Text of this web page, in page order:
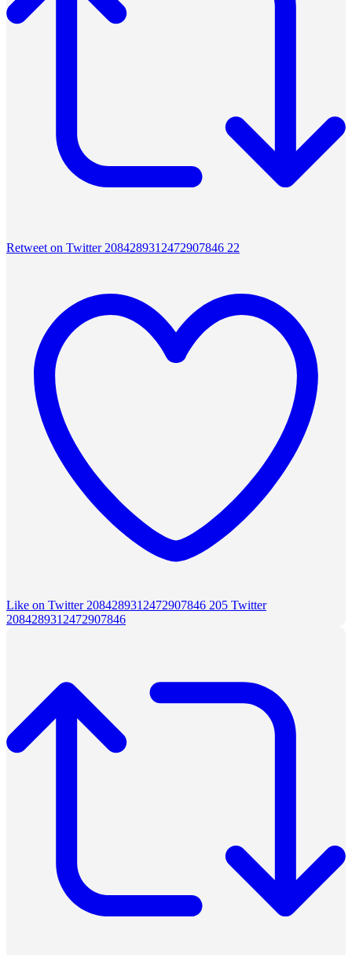
Retweet on Twitter 2084289312472907846 22
Like on Twitter 2084289312472907846 205 Twitter
2084289312472907846